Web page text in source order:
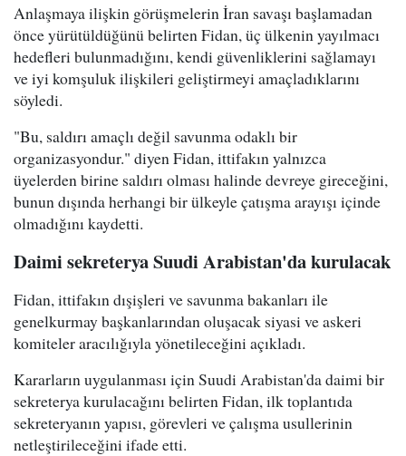
Anlaşmaya ilişkin görüşmelerin İran savaşı başlamadan
önce yürütüldüğünü belirten Fidan, üç ülkenin yayılmacı
hedefleri bulunmadığını, kendi güvenliklerini sağlamayı
ve iyi komşuluk ilişkileri geliştirmeyi amaçladıklarını
söyledi.
"Bu, saldırı amaçlı değil savunma odaklı bir
organizasyondur." diyen Fidan, ittifakın yalnızca
üyelerden birine saldırı olması halinde devreye gireceğini,
bunun dışında herhangi bir ülkeyle çatışma arayışı içinde
olmadığını kaydetti.
Daimi sekreterya Suudi Arabistan'da kurulacak
Fidan, ittifakın dışişleri ve savunma bakanları ile
genelkurmay başkanlarından oluşacak siyasi ve askeri
komiteler aracılığıyla yönetileceğini açıkladı.
Kararların uygulanması için Suudi Arabistan'da daimi bir
sekreterya kurulacağını belirten Fidan, ilk toplantıda
sekreteryanın yapısı, görevleri ve çalışma usullerinin
netleştirileceğini ifade etti.